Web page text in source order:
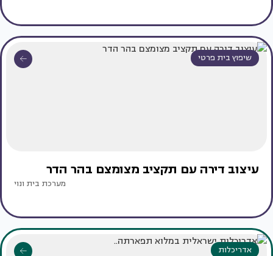
שיפוץ בית פרטי
עיצוב דירה עם תקציב מצומצם בהר הדר
מערכת בית ונוי
אדריכלות